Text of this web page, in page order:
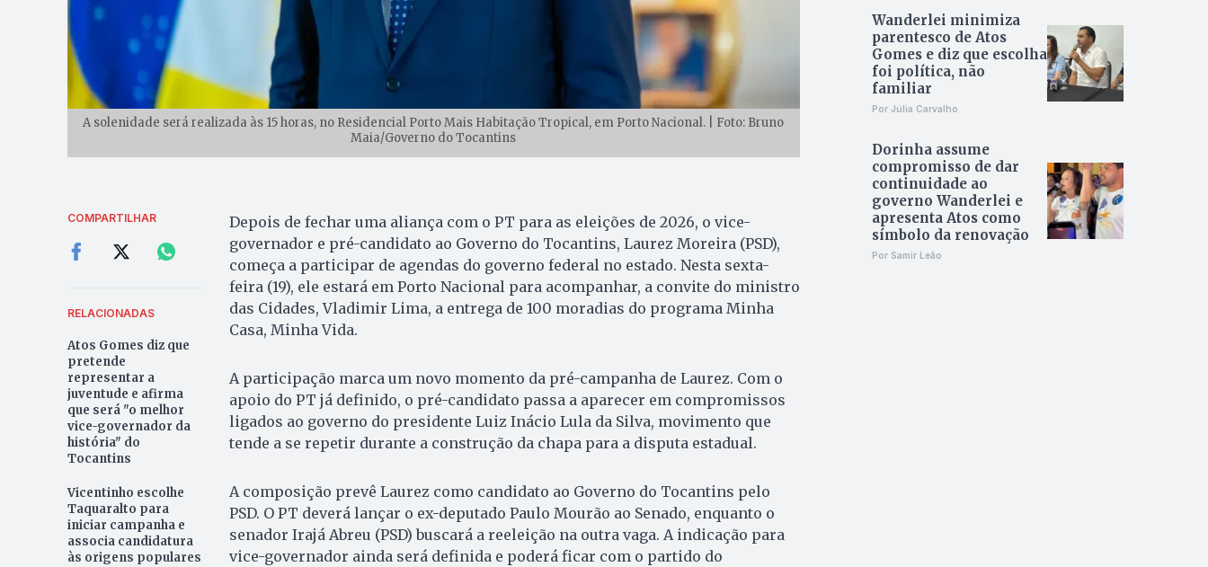
A solenidade será realizada às 15 horas, no Residencial Porto Mais Habitação Tropical, em Porto Nacional. | Foto: Bruno
Maia/Governo do Tocantins
COMPARTILHAR
RELACIONADAS
Atos Gomes diz que
pretende
representar a
juventude e afirma
que será "o melhor
vice-governador da
história" do
Tocantins
Vicentinho escolhe
Taquaralto para
iniciar campanha e
associa candidatura
às origens populares
Depois de fechar uma aliança com o PT para as eleições de 2026, o vice-
governador e pré-candidato ao Governo do Tocantins, Laurez Moreira (PSD),
começa a participar de agendas do governo federal no estado. Nesta sexta-
feira (19), ele estará em Porto Nacional para acompanhar, a convite do ministro
das Cidades, Vladimir Lima, a entrega de 100 moradias do programa Minha
Casa, Minha Vida.
A participação marca um novo momento da pré-campanha de Laurez. Com o
apoio do PT já definido, o pré-candidato passa a aparecer em compromissos
ligados ao governo do presidente Luiz Inácio Lula da Silva, movimento que
tende a se repetir durante a construção da chapa para a disputa estadual.
A composição prevê Laurez como candidato ao Governo do Tocantins pelo
PSD. O PT deverá lançar o ex-deputado Paulo Mourão ao Senado, enquanto o
senador Irajá Abreu (PSD) buscará a reeleição na outra vaga. A indicação para
vice-governador ainda será definida e poderá ficar com o partido do
Wanderlei minimiza
parentesco de Atos
Gomes e diz que escolha
foi política, não
familiar
Por Júlia Carvalho
Dorinha assume
compromisso de dar
continuidade ao
governo Wanderlei e
apresenta Atos como
símbolo da renovação
Por Samir Leão